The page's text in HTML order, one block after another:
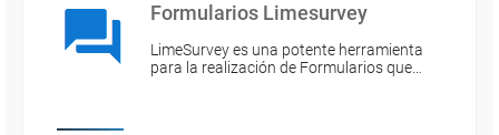
Formularios Limesurvey
LimeSurvey es una potente herramienta
para la realización de Formularios que…